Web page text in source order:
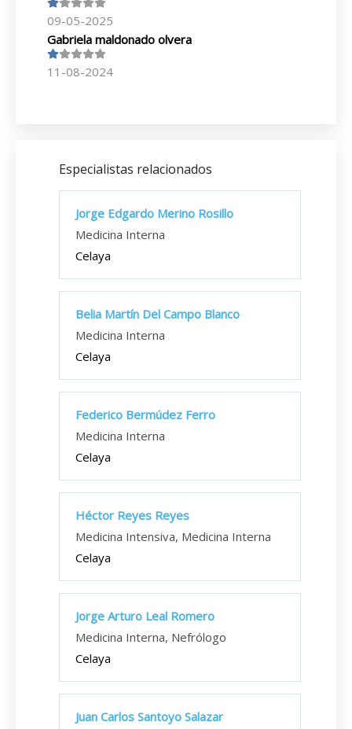
09-05-2025
Gabriela maldonado olvera
11-08-2024
Especialistas relacionados
Jorge Edgardo Merino Rosillo
Medicina Interna
Celaya
Belia Martín Del Campo Blanco
Medicina Interna
Celaya
Federico Bermúdez Ferro
Medicina Interna
Celaya
Héctor Reyes Reyes
Medicina Intensiva, Medicina Interna
Celaya
Jorge Arturo Leal Romero
Medicina Interna, Nefrólogo
Celaya
Juan Carlos Santoyo Salazar